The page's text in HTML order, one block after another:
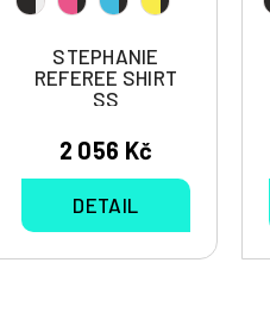
STEPHANIE
REFEREE SHIRT
SS
2 056 Kč
DETAIL